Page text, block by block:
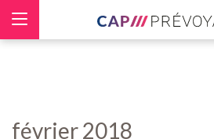
février 2018
Panneau de gestion des cookies